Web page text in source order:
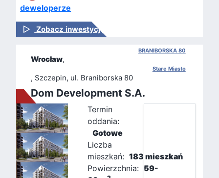
deweloperze
Zobacz inwestycję
BRANIBORSKA 80
Wrocław,
Stare Miasto
, Szczepin, ul. Braniborska 80
Dom Development S.A.
Termin
oddania:
Gotowe
Liczba
mieszkań: 183 mieszkań
Powierzchnia: 59-